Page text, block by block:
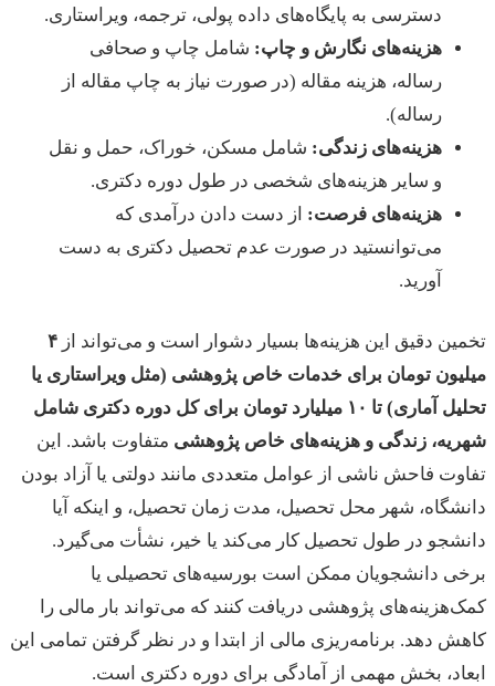
دسترسی به پایگاه‌های داده پولی، ترجمه، ویراستاری.
هزینه‌های نگارش و چاپ: شامل چاپ و صحافی
رساله، هزینه مقاله (در صورت نیاز به چاپ مقاله از
رساله).
هزینه‌های زندگی: شامل مسکن، خوراک، حمل و نقل
و سایر هزینه‌های شخصی در طول دوره دکتری.
هزینه‌های فرصت: از دست دادن درآمدی که
می‌توانستید در صورت عدم تحصیل دکتری به دست
آورید.
تخمین دقیق این هزینه‌ها بسیار دشوار است و می‌تواند از ۴
میلیون تومان برای خدمات خاص پژوهشی (مثل ویراستاری یا
تحلیل آماری) تا ۱۰ میلیارد تومان برای کل دوره دکتری شامل
شهریه، زندگی و هزینه‌های خاص پژوهشی متفاوت باشد. این
تفاوت فاحش ناشی از عوامل متعددی مانند دولتی یا آزاد بودن
دانشگاه، شهر محل تحصیل، مدت زمان تحصیل، و اینکه آیا
دانشجو در طول تحصیل کار می‌کند یا خیر، نشأت می‌گیرد.
برخی دانشجویان ممکن است بورسیه‌های تحصیلی یا
کمک‌هزینه‌های پژوهشی دریافت کنند که می‌تواند بار مالی را
کاهش دهد. برنامه‌ریزی مالی از ابتدا و در نظر گرفتن تمامی این
ابعاد، بخش مهمی از آمادگی برای دوره دکتری است.